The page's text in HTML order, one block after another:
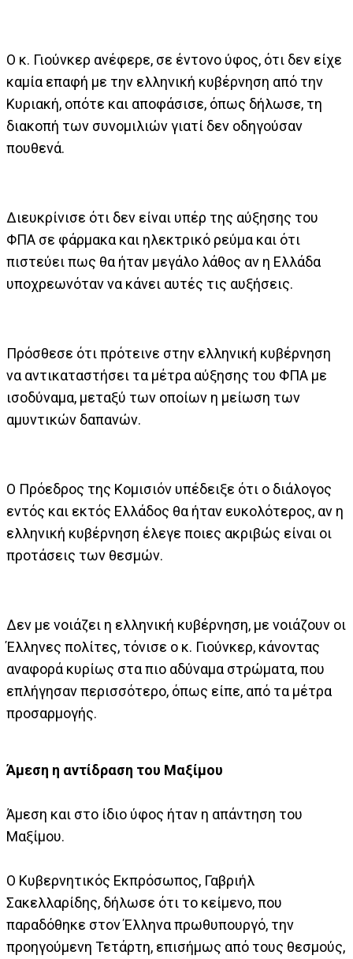
Ο κ. Γιούνκερ ανέφερε, σε έντονο ύφος, ότι δεν είχε
καμία επαφή με την ελληνική κυβέρνηση από την
Κυριακή, οπότε και αποφάσισε, όπως δήλωσε, τη
διακοπή των συνομιλιών γιατί δεν οδηγούσαν
πουθενά.
Διευκρίνισε ότι δεν είναι υπέρ της αύξησης του
ΦΠΑ σε φάρμακα και ηλεκτρικό ρεύμα και ότι
πιστεύει πως θα ήταν μεγάλο λάθος αν η Ελλάδα
υποχρεωνόταν να κάνει αυτές τις αυξήσεις.
Πρόσθεσε ότι πρότεινε στην ελληνική κυβέρνηση
να αντικαταστήσει τα μέτρα αύξησης του ΦΠΑ με
ισοδύναμα, μεταξύ των οποίων η μείωση των
αμυντικών δαπανών.
Ο Πρόεδρος της Κομισιόν υπέδειξε ότι ο διάλογος
εντός και εκτός Ελλάδος θα ήταν ευκολότερος, αν η
ελληνική κυβέρνηση έλεγε ποιες ακριβώς είναι οι
προτάσεις των θεσμών.
Δεν με νοιάζει η ελληνική κυβέρνηση, με νοιάζουν οι
Έλληνες πολίτες, τόνισε ο κ. Γιούνκερ, κάνοντας
αναφορά κυρίως στα πιο αδύναμα στρώματα, που
επλήγησαν περισσότερο, όπως είπε, από τα μέτρα
προσαρμογής.
Άμεση η αντίδραση του Μαξίμου
Άμεση και στο ίδιο ύφος ήταν η απάντηση του
Μαξίμου.
O Κυβερνητικός Εκπρόσωπος, Γαβριήλ
Σακελλαρίδης, δήλωσε ότι το κείμενο, που
παραδόθηκε στον Έλληνα πρωθυπουργό, την
προηγούμενη Τετάρτη, επισήμως από τους θεσμούς,